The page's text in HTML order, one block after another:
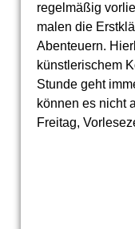
regelmäßig
malen die
Abenteuern.
künstlerischem
Stunde geht
können es nicht
Freitag,